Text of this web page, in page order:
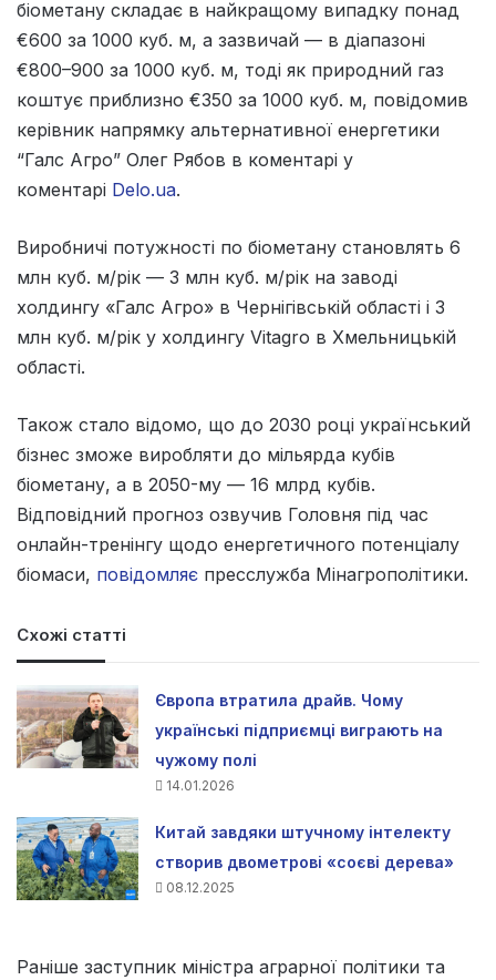
біометану складає в найкращому випадку понад
€600 за 1000 куб. м, а зазвичай — в діапазоні
€800–900 за 1000 куб. м, тоді як природний газ
коштує приблизно €350 за 1000 куб. м, повідомив
керівник напрямку альтернативної енергетики
“Галс Агро” Олег Рябов в коментарі у
коментарі Delo.ua.
Виробничі потужності по біометану становлять 6
млн куб. м/рік — 3 млн куб. м/рік на заводі
холдингу «Галс Агро» в Чернігівській області і 3
млн куб. м/рік у холдингу Vitagro в Хмельницькій
області.
Також стало відомо, що до 2030 році український
бізнес зможе виробляти до мільярда кубів
біометану, а в 2050-му — 16 млрд кубів.
Відповідний прогноз озвучив Головня під час
онлайн-тренінгу щодо енергетичного потенціалу
біомаси, повідомляє пресслужба Мінагрополітики.
Схожі статті
Європа втратила драйв. Чому
українські підприємці виграють на
чужому полі
14.01.2026
Китай завдяки штучному інтелекту
створив двометрові «соєві дерева»
08.12.2025
Раніше заступник міністра аграрної політики та